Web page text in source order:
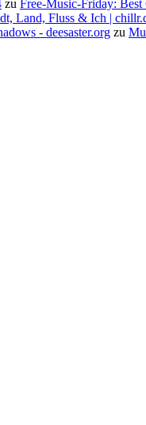
zu Free-Music-Friday: Best
Land, Fluss & Ich |
- deesaster.org zu